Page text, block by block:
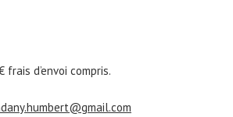
d’envoi compris.